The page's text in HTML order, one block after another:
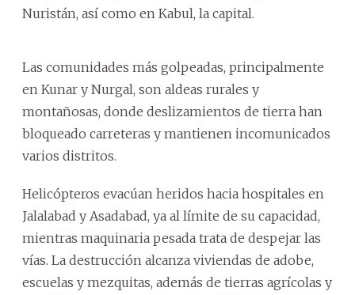
Nuristán, así como en Kabul, la capital.
Las comunidades más golpeadas, principalmente
en Kunar y Nurgal, son aldeas rurales y
montañosas, donde deslizamientos de tierra han
bloqueado carreteras y mantienen incomunicados
varios distritos.
Helicópteros evacúan heridos hacia hospitales en
Jalalabad y Asadabad, ya al límite de su capacidad,
mientras maquinaria pesada trata de despejar las
vías. La destrucción alcanza viviendas de adobe,
escuelas y mezquitas, además de tierras agrícolas y